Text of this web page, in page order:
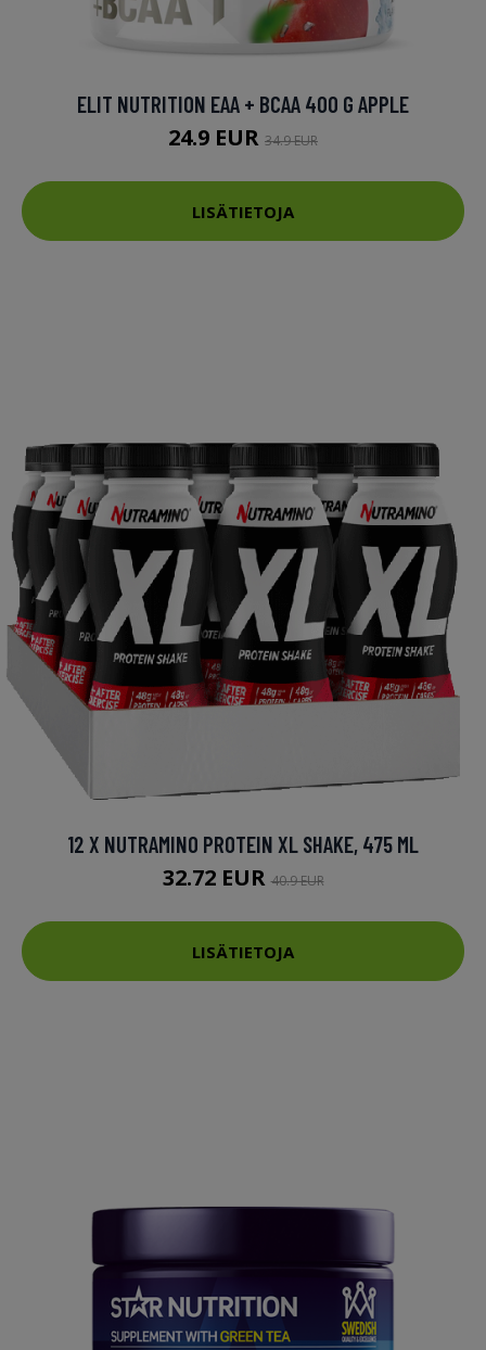
ELIT NUTRITION EAA + BCAA 400 G APPLE
24.9 EUR 34.9 EUR
LISÄTIETOJA
12 X NUTRAMINO PROTEIN XL SHAKE, 475 ML
32.72 EUR40.9 EUR
LISÄTIETOJA